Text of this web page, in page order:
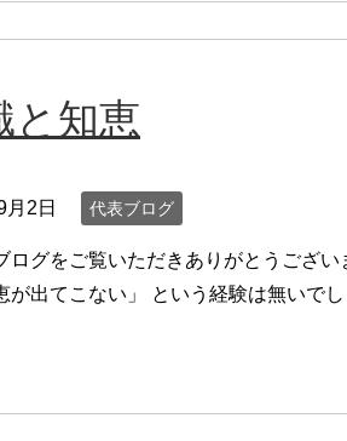
と知恵
月2日 代表ブログ
ログをご覧いただきありがとうござ
が出てこない」 という経験は無いで